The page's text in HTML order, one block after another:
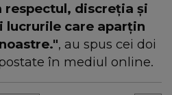
respectul, discreția și
lucrurile care aparțin
, au spus cei doi
în mediul online.